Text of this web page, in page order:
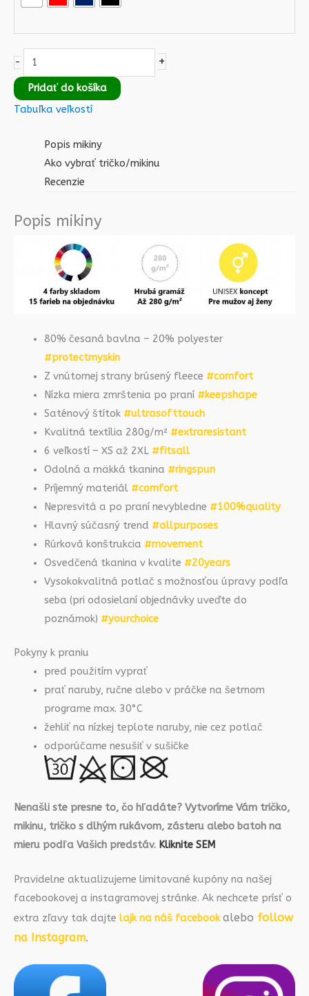
- +
Pridať do košíka
Tabuľka veľkostí
Popis mikiny
Ako vybrať tričko/mikinu
Recenzie
Popis mikiny
80% česaná bavlna – 20% polyester
#protectmyskin
Z vnútornej strany brúsený fleece #comfort
Nízka miera zmrštenia po praní #keepshape
Saténový štítok #ultrasofttouch
Kvalitná textília 280g/m² #extraresistant
6 veľkostí – XS až 2XL #fitsall
Odolná a mäkká tkanina #ringspun
Príjemný materiál #comfort
Nepresvitá a po praní nevybledne #100%quality
Hlavný súčasný trend #allpurposes
Rúrková konštrukcia #movement
Osvedčená tkanina v kvalite #20years
Vysokokvalitná potlač s možnosťou úpravy podľa
seba (pri odosielaní objednávky uveďte do
poznámok) #yourchoice
Pokyny k praniu
pred použitím vyprať
prať naruby, ručne alebo v práčke na šetrnom
programe max. 30°C
žehliť na nízkej teplote naruby, nie cez potlač
odporúčame nesušiť v sušičke
Nenašli ste presne to, čo hľadáte? Vytvoríme Vám tričko,
mikinu, tričko s dlhým rukávom, zásteru alebo batoh na
mieru podľa Vašich predstáv. Kliknite SEM
Pravidelne aktualizujeme limitované kupóny na našej
facebookovej a instagramovej stránke. Ak nechcete prísť o
extra zľavy tak dajte lajk na náš facebookalebo follow
na Instagram.